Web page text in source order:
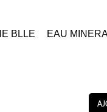
BLLE
EAU